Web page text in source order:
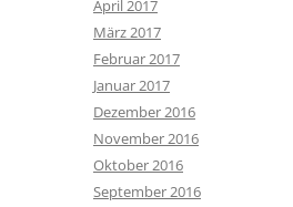
April 2017
März 2017
Februar 2017
Januar 2017
Dezember 2016
November 2016
Oktober 2016
September 2016